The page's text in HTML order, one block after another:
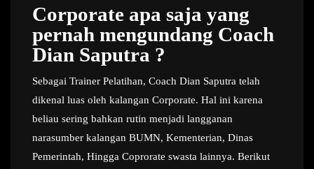
Corporate apa saja yang
pernah mengundang Coach
Dian Saputra ?
Sebagai Trainer Pelatihan, Coach Dian Saputra telah
dikenal luas oleh kalangan Corporate. Hal ini karena
beliau sering bahkan rutin menjadi langganan
narasumber kalangan BUMN, Kementerian, Dinas
Pemerintah, Hingga Coprorate swasta lainnya. Berikut